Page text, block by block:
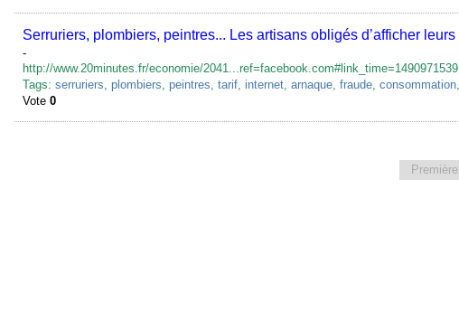
Serruriers, plombiers, peintres... Les artisans obligés d’afficher
-
http://www.20minutes.fr/economie/2041...ref=facebook.com#link_time=1490971539
Tags:serruriers,plombiers,peintres,tarif,internet,arnaque,fraude,consommation
Vote0
Première